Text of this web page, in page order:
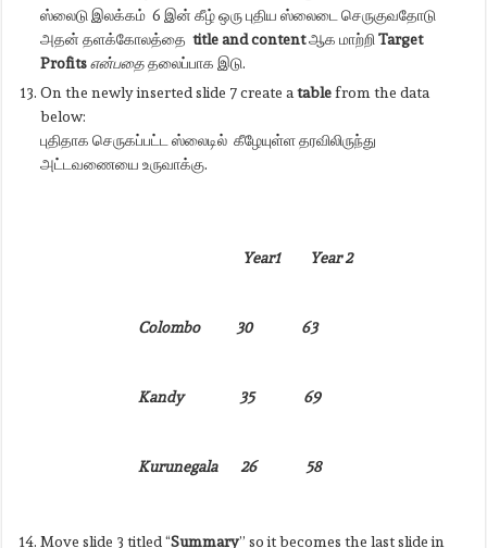
ஸ்லைடு இலக்கம் 6 இன் கீழ் ஒரு புதிய ஸ்லைடை செருகுவதோடு
அதன் தளக்கோலத்தைtitle and contentஆக மாற்றிTarget
Profitsஎன்பதைதலைப்பாக இடு.
On the newly inserted slide 7 create atablefrom the data
below:
புதிதாக செருகப்பட்ட ஸ்லைடில் கீழேயுள்ள தரவிலிருந்து
அட்டவணையை உருவாக்கு.
Year1 Year 2
Colombo 30 63
Kandy 35 69
Kurunegala 26 58
Move slide 3 titled “Summary” so it becomes the last slide in